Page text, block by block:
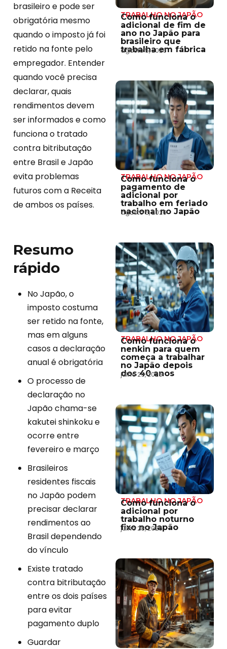
brasileiro e pode ser
obrigatória mesmo
quando o imposto já foi
retido na fonte pelo
empregador. Entender
quando você precisa
declarar, quais
rendimentos devem
ser informados e como
funciona o tratado
contra bitributação
entre Brasil e Japão
evita problemas
futuros com a Receita
de ambos os países.
Resumo
rápido
No Japão, o
imposto costuma
ser retido na fonte,
mas em alguns
casos a declaração
anual é obrigatória
O processo de
declaração no
Japão chama-se
kakutei shinkoku e
ocorre entre
fevereiro e março
Brasileiros
residentes fiscais
no Japão podem
precisar declarar
rendimentos ao
Brasil dependendo
do vínculo
Existe tratado
contra bitributação
entre os dois países
para evitar
pagamento duplo
Guardar
TRABALHO NO JAPÃO
Como funciona o
adicional de fim de
ano no Japão para
brasileiro que
trabalha em fábrica
agosto 5, 2026
TRABALHO NO JAPÃO
Como funciona o
pagamento de
adicional por
trabalho em feriado
nacional no Japão
agosto 5, 2026
TRABALHO NO JAPÃO
Como funciona o
nenkin para quem
começa a trabalhar
no Japão depois
dos 40 anos
julho 29, 2026
TRABALHO NO JAPÃO
Como funciona o
adicional por
trabalho noturno
fixo no Japão
julho 28, 2026